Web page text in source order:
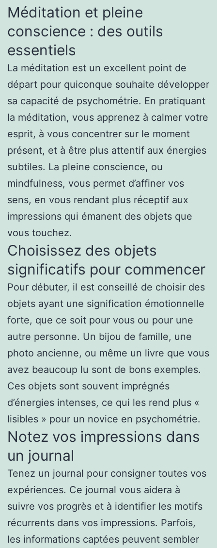
Méditation et pleine
conscience : des outils
essentiels
La méditation est un excellent point de
départ pour quiconque souhaite développer
sa capacité de psychométrie. En pratiquant
la méditation, vous apprenez à calmer votre
esprit, à vous concentrer sur le moment
présent, et à être plus attentif aux énergies
subtiles. La pleine conscience, ou
mindfulness, vous permet d’affiner vos
sens, en vous rendant plus réceptif aux
impressions qui émanent des objets que
vous touchez.
Choisissez des objets
significatifs pour commencer
Pour débuter, il est conseillé de choisir des
objets ayant une signification émotionnelle
forte, que ce soit pour vous ou pour une
autre personne. Un bijou de famille, une
photo ancienne, ou même un livre que vous
avez beaucoup lu sont de bons exemples.
Ces objets sont souvent imprégnés
d’énergies intenses, ce qui les rend plus «
lisibles » pour un novice en psychométrie.
Notez vos impressions dans
un journal
Tenez un journal pour consigner toutes vos
expériences. Ce journal vous aidera à
suivre vos progrès et à identifier les motifs
récurrents dans vos impressions. Parfois,
les informations captées peuvent sembler